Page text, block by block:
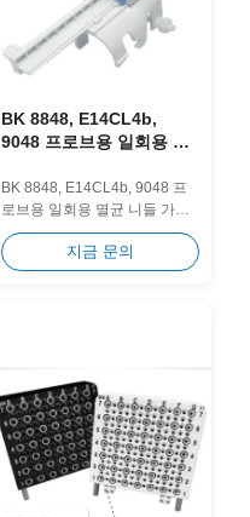
BK 8848, E14CL4b,
9048 프로브용 일회용 니
BK 8848, E14CL4b, 9048 프
로브용 일회용 멸균 니들 가이
드. 다중 게이지 바늘 호환성으
로 교차 오염을 제거하고 임상
작업 흐름을 간소화하도록 설
지금 문의